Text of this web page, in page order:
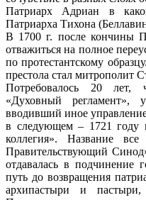
Патриарх Адриан в
Патриарха Тихона
В 1700 г. после кончины
отважиться на полное
по протестантскому
престола стал митрополит
Потребовалось 20 лет,
«Духовный регламент»,
вводивший иное
в следующем – 1721 году
коллегия». Название
Правительствующий
отдавалась в подчинение
путь до возвращения
архипастыри и